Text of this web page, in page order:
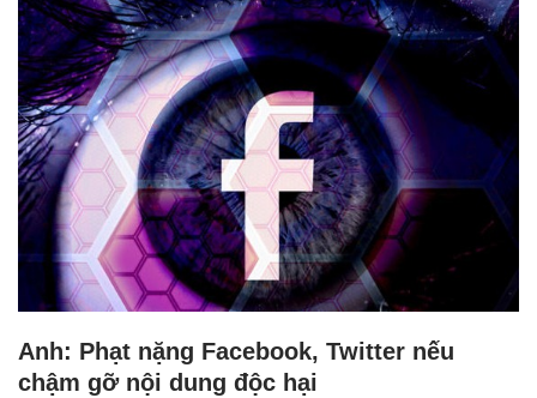
Anh: Phạt nặng Facebook, Twitter nếu
chậm gỡ nội dung độc hại